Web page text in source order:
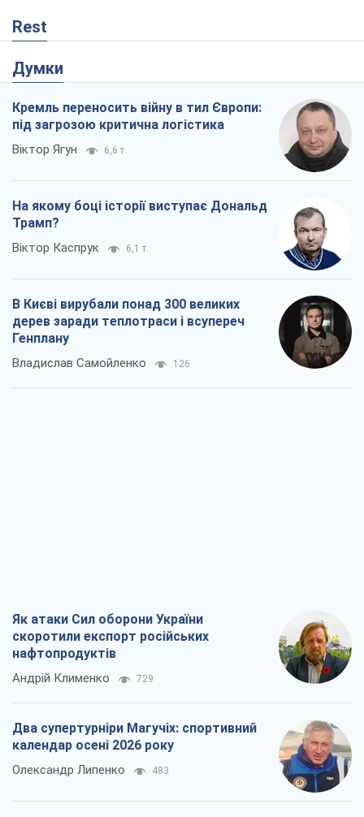
Rest
Думки
Кремль переносить війну в тил Європи:
під загрозою критична логістика
Віктор Ягун 6,6 т.
На якому боці історії виступає Дональд
Трамп?
Віктор Каспрук 6,1 т.
В Києві вирубали понад 300 великих
дерев заради теплотраси і всупереч
Генплану
Владислав Самойленко 126
Як атаки Сил оборони України
скоротили експорт російських
нафтопродуктів
Андрій Клименко 729
Два супертурніри Магучіх: спортивний
календар осені 2026 року
Олександр Липенко 483